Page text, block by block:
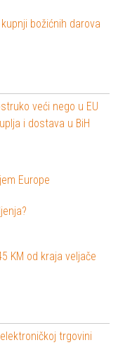
božićnih darova
veći nego u EU
i dostava u BiH
Europe
KM od kraja veljače
trgovini